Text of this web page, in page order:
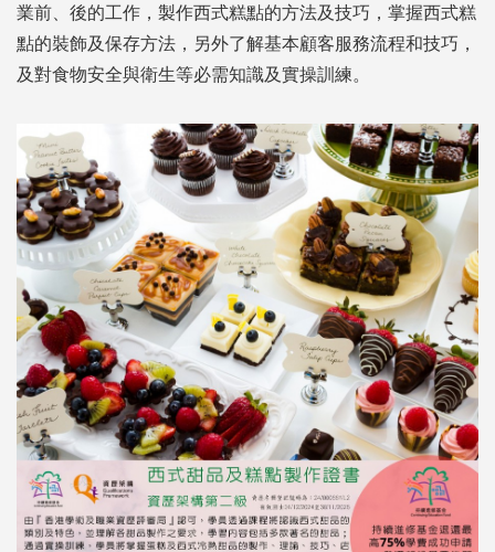
業前、後的工作，製作西式糕點的方法及技巧，掌握西式糕
點的裝飾及保存方法，另外了解基本顧客服務流程和技巧，
及對食物安全與衛生等必需知識及實操訓練。